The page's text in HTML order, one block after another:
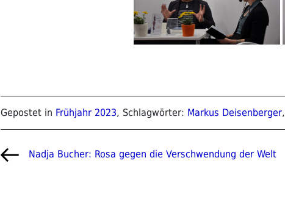
Gepostet in Frühjahr 2023, Schlagwörter: Markus Deisenberger,
Beitragsnavigation
BeitragNadja Bucher: Rosa gegen die Verschwendung der Welt